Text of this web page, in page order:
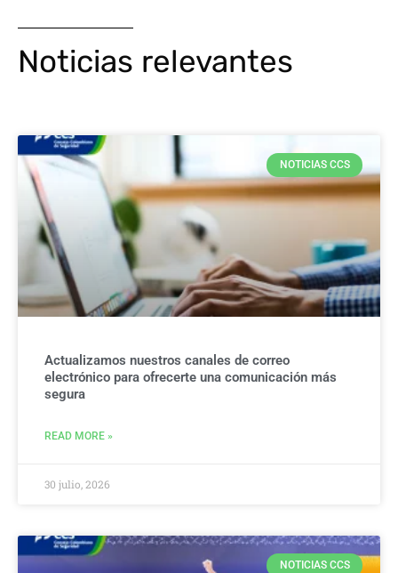
Noticias relevantes
NOTICIAS CCS
Actualizamos nuestros canales de correo
electrónico para ofrecerte una comunicación más
segura
READ MORE »
30 julio, 2026
NOTICIAS CCS